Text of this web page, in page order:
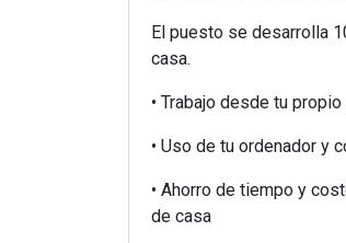
El puesto se desarrolla
casa.
• Trabajo desde tu
• Uso de tu ordenador y
• Ahorro de tiempo y
de casa